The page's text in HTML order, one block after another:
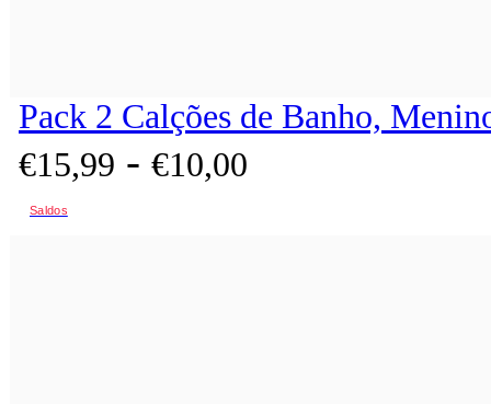
Pack 2 Calções de Banho,
€15,99 - €10,00
Saldos